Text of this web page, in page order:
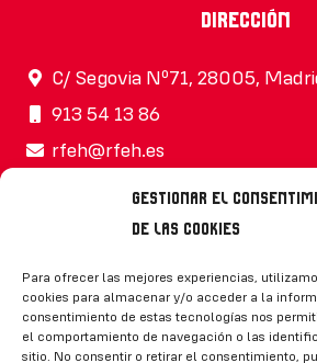
Gestionar el
de las cookies
Para ofrecer las mejores experiencias,
cookies para almacenar y/o acceder a la
consentimiento de estas tecnologías nos
el comportamiento de navegación o las
sitio. No consentir o retirar el consentimiento,
Dirección
C/ Segovia Nº71, 28005,
913 54 13 86
rfeh@rfeh.es
Síguenos